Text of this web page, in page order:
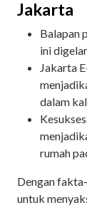
Jakarta
Balapan
ini
Jakarta
dalam
rumah
Dengan
untuk